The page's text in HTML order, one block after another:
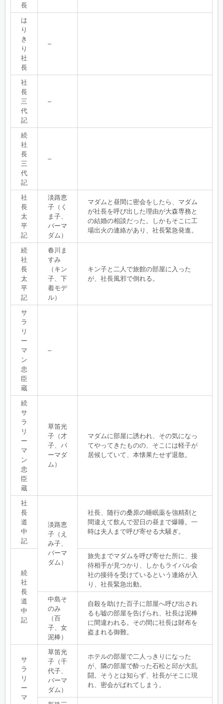
長
は
り
き
り
社
長
–
社
長
三
代
記
–
続
社
長
三
代
記
–
社
長
太
平
記
淡路恵
子（く
ま子、
バーマ
ダム）
マダムと昼間に密会をしたら、マダム
が社長を呼び出した理由が大森専務と
の結婚の相談だった。しかもそこに工
場出火の連絡があり、社長緊急発進。
続
社
長
太
平
記
春川ま
すみ
（キン
子、下
着モデ
ル）
キン子と二人で旅館の部屋に入った
が、社長風邪で倒れる。
サ
ラ
リ
ー
マ
ン
忠
臣
蔵
–
続
サ
ラ
リ
ー
マ
ン
忠
臣
蔵
草笛光
子（才
子、バ
ーマダ
ム）
マダムに部屋に誘われ、その気になっ
てやってきたものの、そこには軽子が
居候していて、本懐果たせず退散。
社
長
道
中
記
淡路恵
子（え
み子、
バーマ
ダム）
社長、随行の桑原の睡眠薬を強精剤と
間違えて飲んで翌日の昼まで爆睡。一
時は夫人まで呼び寄せる大騒ぎ。
続
社
長
道
中
記
旅先までマダムを呼び寄せた所に、接
待相手が見つかり、しかもライバル会
社の接待を受けているという連絡が入
り、社長緊急出動。
中島そ
のみ
（百
子、女
泥棒）
自殺を助けた百子に部屋へ呼び出され
るも嘘の部屋を告げられ、社長は泥棒
に間違われる。その間に社長は財布を
盗まれる御難。
サ
ラ
リ
ー
マ
草笛光
子（千
代子、
バーマ
ダム）
ホテルの部屋で二人っきりになった
が、隣の部屋で酔った石松と邱が大乱
闘。そうとは知らず、社長がそこに現
れ、密会がばれてしまう。